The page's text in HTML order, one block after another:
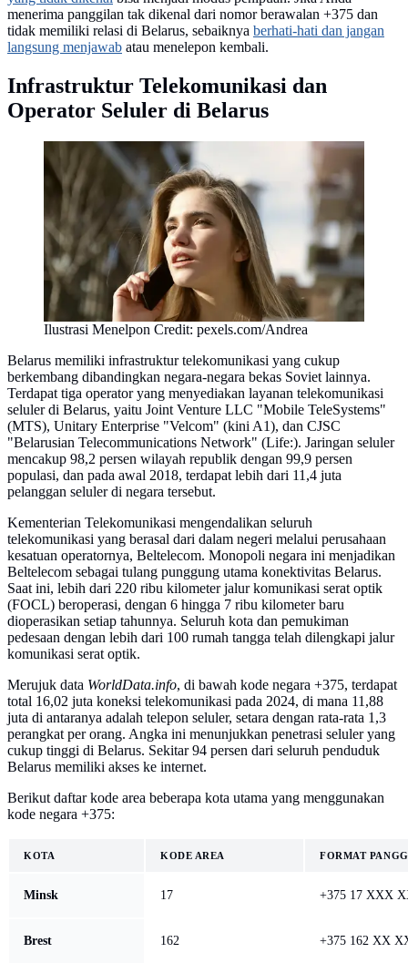
menerima panggilan tak dikenal dari nomor berawalan +375 dan
tidak memiliki relasi di Belarus, sebaiknya berhati-hati dan jangan
langsung menjawab atau menelepon kembali.
Infrastruktur Telekomunikasi dan
Operator Seluler di Belarus
Ilustrasi Menelpon Credit: pexels.com/Andrea
Belarus memiliki infrastruktur telekomunikasi yang cukup
berkembang dibandingkan negara-negara bekas Soviet lainnya.
Terdapat tiga operator yang menyediakan layanan telekomunikasi
seluler di Belarus, yaitu Joint Venture LLC "Mobile TeleSystems"
(MTS), Unitary Enterprise "Velcom" (kini A1), dan CJSC
"Belarusian Telecommunications Network" (Life:). Jaringan seluler
mencakup 98,2 persen wilayah republik dengan 99,9 persen
populasi, dan pada awal 2018, terdapat lebih dari 11,4 juta
pelanggan seluler di negara tersebut.
Kementerian Telekomunikasi mengendalikan seluruh
telekomunikasi yang berasal dari dalam negeri melalui perusahaan
kesatuan operatornya, Beltelecom. Monopoli negara ini menjadikan
Beltelecom sebagai tulang punggung utama konektivitas Belarus.
Saat ini, lebih dari 220 ribu kilometer jalur komunikasi serat optik
(FOCL) beroperasi, dengan 6 hingga 7 ribu kilometer baru
dioperasikan setiap tahunnya. Seluruh kota dan pemukiman
pedesaan dengan lebih dari 100 rumah tangga telah dilengkapi jalur
komunikasi serat optik.
Merujuk data WorldData.info, di bawah kode negara +375, terdapat
total 16,02 juta koneksi telekomunikasi pada 2024, di mana 11,88
juta di antaranya adalah telepon seluler, setara dengan rata-rata 1,3
perangkat per orang. Angka ini menunjukkan penetrasi seluler yang
cukup tinggi di Belarus. Sekitar 94 persen dari seluruh penduduk
Belarus memiliki akses ke internet.
Berikut daftar kode area beberapa kota utama yang menggunakan
kode negara +375:
KOTA KODE AREA FORMAT
Minsk 17 +375 17 XXX
Brest 162 +375 162 XX